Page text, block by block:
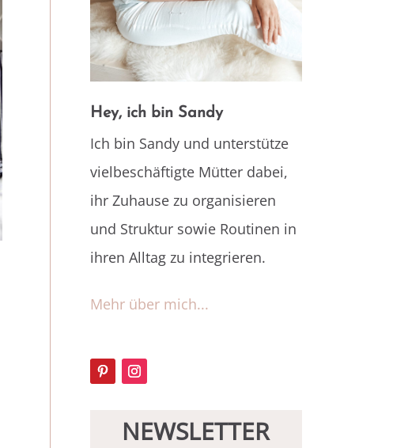
Hey, ich bin Sandy
Ich bin Sandy und unterstütze
vielbeschäftigte Mütter dabei,
ihr Zuhause zu organisieren
und Struktur sowie Routinen in
ihren Alltag zu integrieren.
Mehr über mich...
NEWSLETTER